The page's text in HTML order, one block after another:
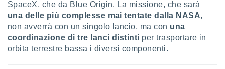
su
e/o
dati
SpaceX, che da Blue Origin. La missione, che sarà
una delle più complesse mai tentate dalla NASA,
non avverrà con un singolo lancio, ma con una
coordinazione ditre lanci distinti per trasportare in
orbita terrestre bassa i diversi componenti.